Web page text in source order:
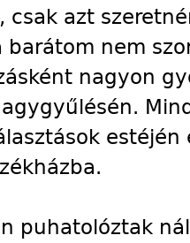
csak azt
barátom nem
nagyon
puhatolóztak